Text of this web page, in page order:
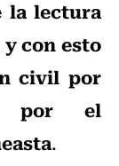
la lectura
con esto
civil por
por el
.